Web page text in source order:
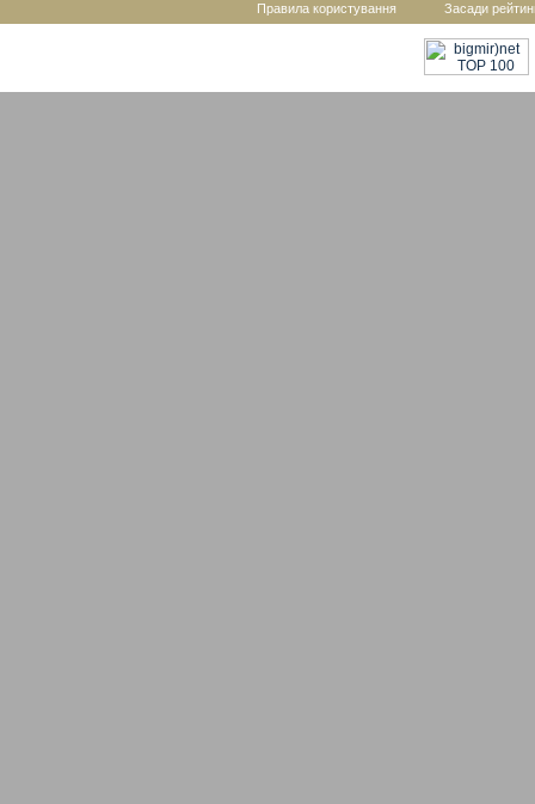
Правила користування Засади